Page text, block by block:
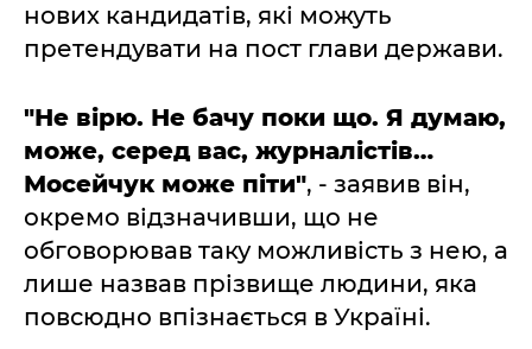
нових кандидатів, які можуть
претендувати на пост глави держави.
"Не вірю. Не бачу поки що. Я думаю,
може, серед вас, журналістів…
Мосейчук може піти", - заявив він,
окремо відзначивши, що не
обговорював таку можливість з нею, а
лише назвав прізвище людини, яка
повсюдно впізнається в Україні.